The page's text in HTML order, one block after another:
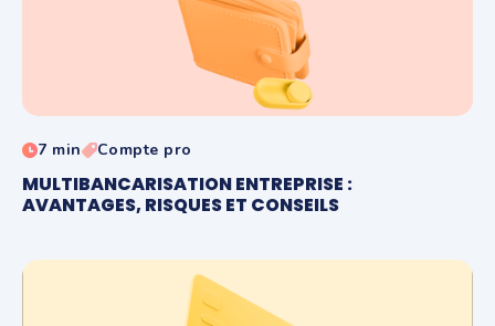
7 min Compte pro
MULTIBANCARISATION ENTREPRISE :
AVANTAGES, RISQUES ET CONSEILS